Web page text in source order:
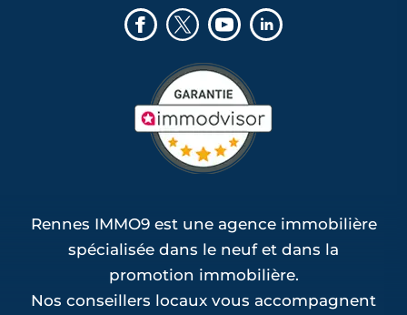
Rennes IMMO9 est une agence immobilière
spécialisée dans le neuf et dans la
promotion immobilière.
Nos conseillers locaux vous accompagnent